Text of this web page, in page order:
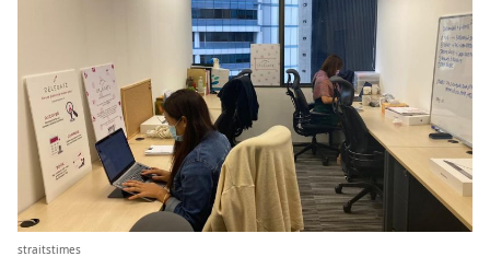
straitstimes